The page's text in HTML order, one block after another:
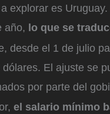
explorar es
año, lo que se
desde el 1 de julio
El ajuste se
por parte del
el salario mínimo